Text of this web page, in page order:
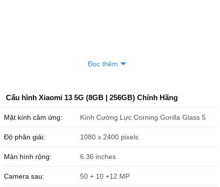
Đọc thêm
Cấu hình Xiaomi 13 5G (8GB | 256GB) Chính Hãng
Mặt kính cảm ứng: Kính Cường Lực Corning Gorilla Glass 5
Độ phân giải: 1080 x 2400 pixels
Màn hình rộng: 6.36 inches
Camera sau: 50 + 10 +12 MP